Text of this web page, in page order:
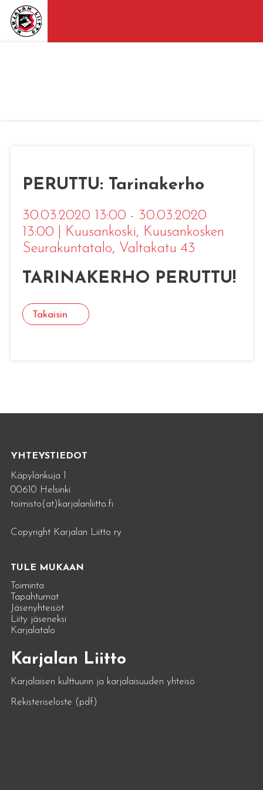
PERUTTU: Tarinakerho
30.03.2020 13:00 - 30.03.2020
13:00
Kuusankoski, Kuusankosken
Seurakuntatalo, Valtakatu 43
TARINAKERHO PERUTTU!
Takaisin
YHTEYSTIEDOT
Käpylänkuja 1
00610 Helsinki
toimisto(at)karjalanliitto.fi
Copyright Karjalan Liitto ry
TULE MUKAAN
Toiminta
Tapahtumat
Jäsenyhteisöt
Liity jäseneksi
Karjalatalo
Karjalan Liitto
Karjalaisen kulttuurin ja karjalaisuuden yhteisö
Rekisteriseloste (pdf)